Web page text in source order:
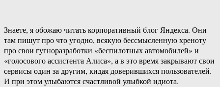
Знаете, я обожаю читать корпоративный блог Яндекса. Они
там пишут про что угодно, всякую бессмысленную хреноту
про свои гугноразработки «беспилотных автомобилей» и
«голосового ассистента Алиса», а в это время закрывают свои
сервисы один за другим, кидая доверившихся пользователей.
И при этом улыбаются счастливой улыбкой идиота.